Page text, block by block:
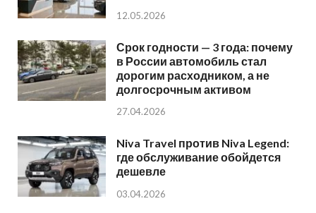
12.05.2026
Срок годности — 3 года: почему
в России автомобиль стал
дорогим расходником, а не
долгосрочным активом
27.04.2026
Niva Travel против Niva Legend:
где обслуживание обойдется
дешевле
03.04.2026